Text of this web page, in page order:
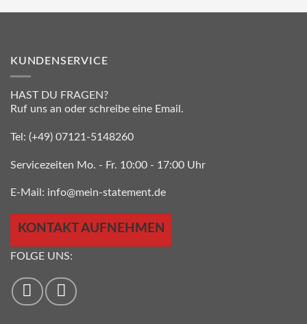
KUNDENSERVICE
HAST DU FRAGEN?
Ruf uns an oder schreibe eine Email.
Tel: (+49) 07121-5148260
Servicezeiten Mo. - Fr. 10:00 - 17:00 Uhr
E-Mail: info@mein-statement.de
KONTAKT AUFNEHMEN
FOLGE UNS: